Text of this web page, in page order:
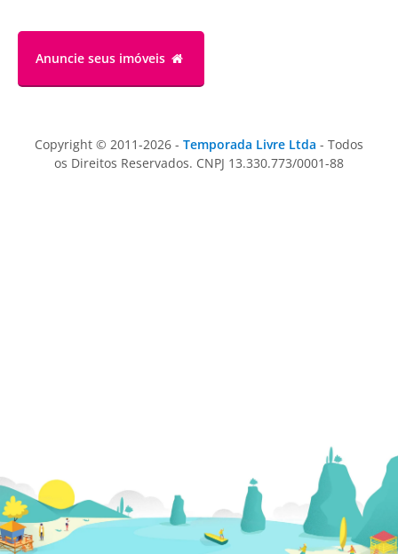
Anuncie seus imóveis
Copyright © 2011-2026 - Temporada Livre Ltda - Todos
os Direitos Reservados. CNPJ 13.330.773/0001-88